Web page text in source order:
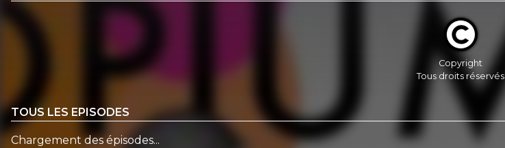
Copyright
Tous droits réservés
TOUS LES EPISODES
Chargement des épisodes...